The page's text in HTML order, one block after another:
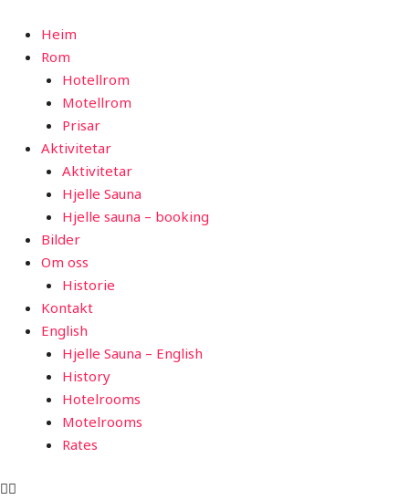
Heim
Rom
Hotellrom
Motellrom
Prisar
Aktivitetar
Aktivitetar
Hjelle Sauna
Hjelle sauna – booking
Bilder
Om oss
Historie
Kontakt
English
Hjelle Sauna – English
History
Hotelrooms
Motelrooms
Rates